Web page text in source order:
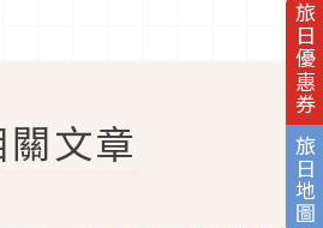
旅日優惠券
旅日地圖
關文章